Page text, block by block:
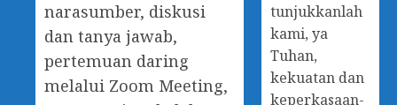
narasumber, diskusi
dan tanya jawab,
pertemuan daring
melalui Zoom Meeting,
tunjukkanlah
kami, ya
Tuhan,
kekuatan dan
keperkasaan-